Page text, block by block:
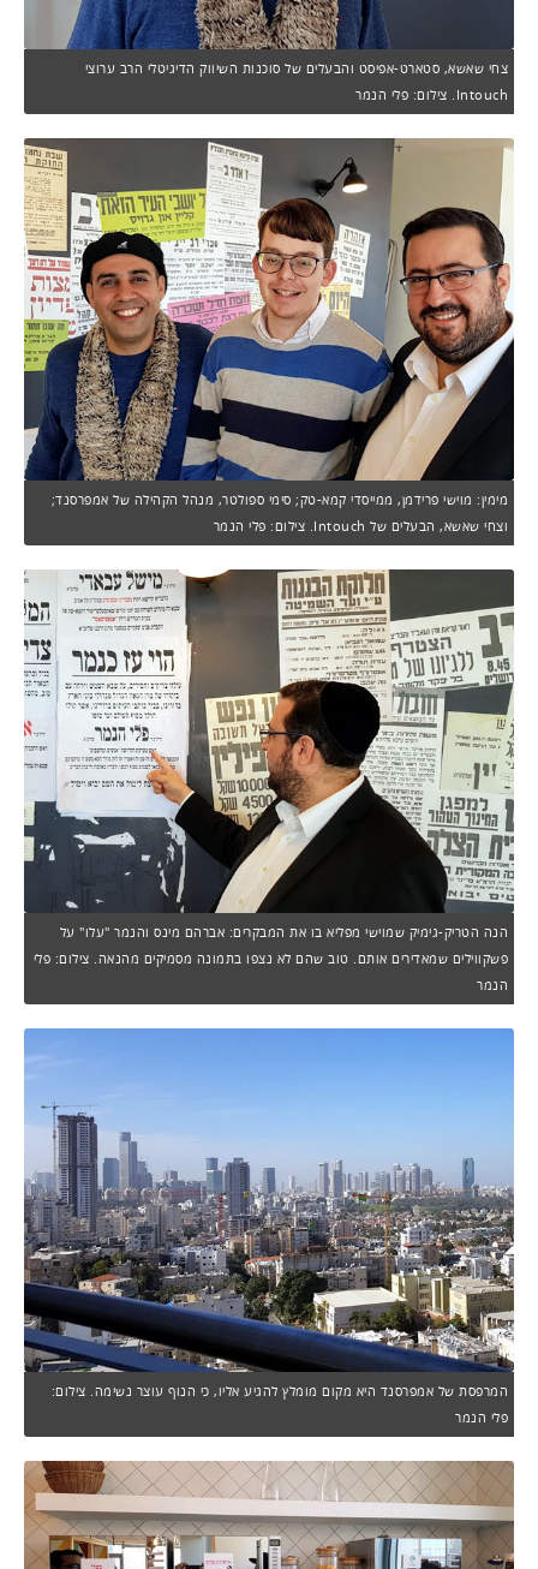
צחי שאשא, סטארט-אפיסט והבעלים של סוכנות השיווק הדיגיטלי הרב ערוצי
Intouch. צילום: פלי הנמר
מימין: מוישי פרידמן, ממייסדי קמא-טק; סימי ספולטר, מנהל הקהילה של אמפרסנד;
וצחי שאשא, הבעלים של Intouch. צילום: פלי הנמר
הנה הטריק-גימיק שמוישי מפליא בו את המבקרים: אברהם מינס והנמר "עלו" על
פשקווילים שמאדירים אותם. טוב שהם לא נצפו בתמונה מסמיקים מהנאה. צילום: פלי
הנמר
המרפסת של אמפרסנד היא מקום מומלץ להגיע אליו, כי הנוף עוצר נשימה. צילום:
פלי הנמר